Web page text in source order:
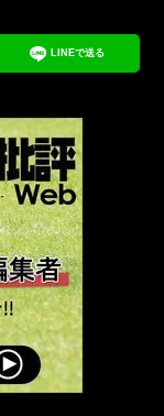
LINEで送る